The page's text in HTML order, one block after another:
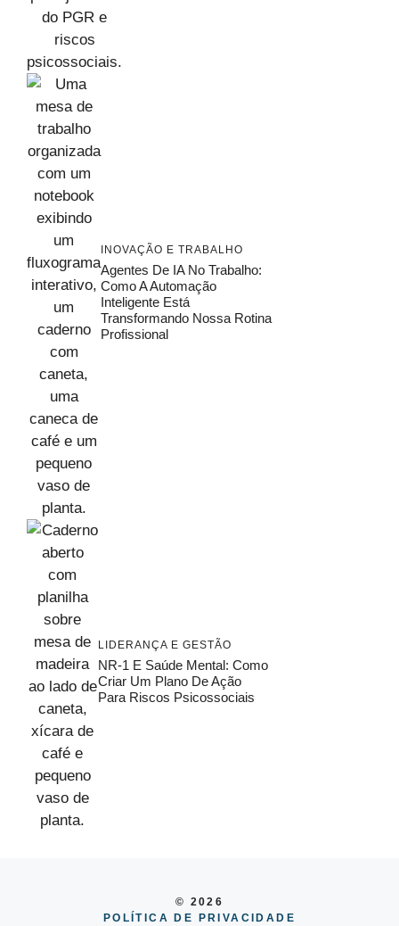
INOVAÇÃO E TRABALHO
Agentes De IA No Trabalho:
Como A Automação
Inteligente Está
Transformando Nossa Rotina
Profissional
LIDERANÇA E GESTÃO
NR-1 E Saúde Mental: Como
Criar Um Plano De Ação
Para Riscos Psicossociais
© 2026
POLÍTICA DE PRIVACIDADE